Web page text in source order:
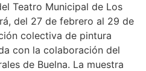
Teatro Municipal de Los
del 27 de febrero al 29 de
colectiva de pintura
con la colaboración del
de Buelna. La muestra